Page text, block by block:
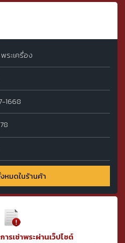
ระเครื่อง
1668
หมดในร้านค้า
ารเช่าพระผ่านเว็ปไซต์